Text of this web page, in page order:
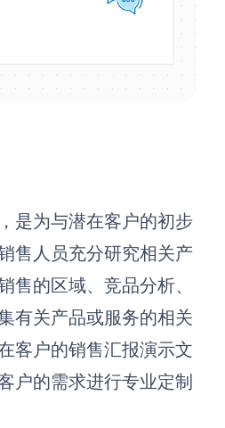
是为与潜在客户的初步
售人员充分研究相关产
售的区域、竞品分析、
有关产品或服务的相关
客户的销售汇报演示文
户的需求进行专业定制